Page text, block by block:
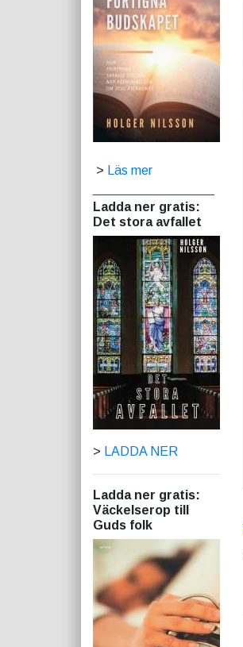
> Läs mer
Ladda ner gratis:
Det stora avfallet
> LADDA NER
Ladda ner gratis:
Väckelserop till
Guds folk